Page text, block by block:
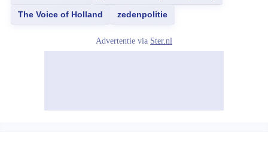
The Voice of Holland zedenpolitie
Advertentie via Ster.nl